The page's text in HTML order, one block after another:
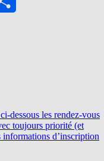
Partager
dessous les rendez-vous
toujours priorité (et
d’inscription